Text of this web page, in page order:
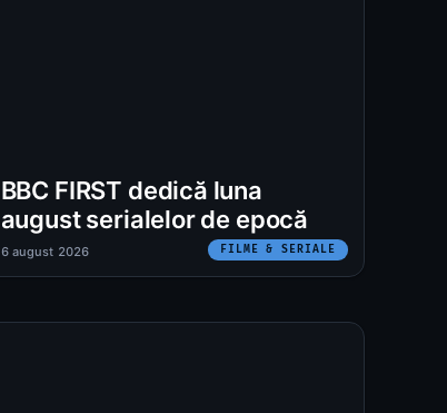
BBC FIRST dedică luna
august serialelor de epocă
FILME & SERIALE
6 august 2026